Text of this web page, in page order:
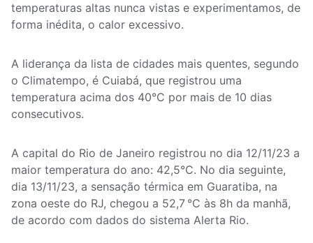
temperaturas altas nunca vistas e experimentamos, de
forma inédita, o calor excessivo.
A liderança da lista de cidades mais quentes, segundo
o Climatempo, é Cuiabá, que registrou uma
temperatura acima dos 40°C por mais de 10 dias
consecutivos.
A capital do Rio de Janeiro registrou no dia 12/11/23 a
maior temperatura do ano: 42,5°C. No dia seguinte,
dia 13/11/23, a sensação térmica em Guaratiba, na
zona oeste do RJ, chegou a 52,7 °C às 8h da manhã,
de acordo com dados do sistema Alerta Rio.